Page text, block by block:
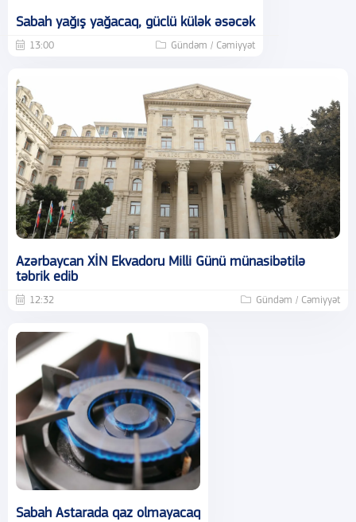
Sabah yağış yağacaq, güclü külək əsəcək
13:00 Gündəm / Cəmiyyət
Azərbaycan XİN Ekvadoru Milli Günü münasibətilə
təbrik edib
12:32 Gündəm / Cəmiyyət
Sabah Astarada qaz olmayacaq